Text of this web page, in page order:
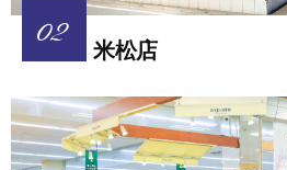
米松店